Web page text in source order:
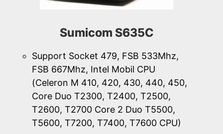
Sumicom S635C
Support Socket 479, FSB 533Mhz,
FSB 667Mhz, Intel Mobil CPU
(Celeron M 410, 420, 430, 440, 450,
Core Duo T2300, T2400, T2500,
T2600, T2700 Core 2 Duo T5500,
T5600, T7200, T7400, T7600 CPU)